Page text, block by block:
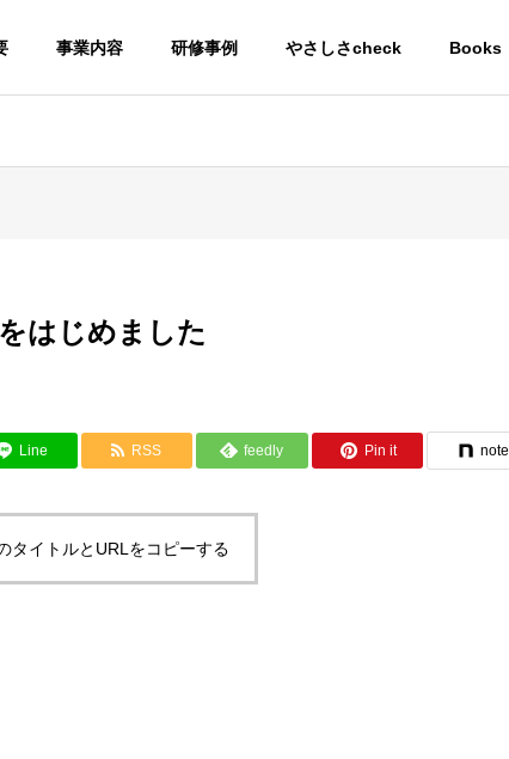
事業内容 研修事例 やさしさcheck Books
はじめました
Line RSS feedly Pin it note
タイトルとURLをコピーする